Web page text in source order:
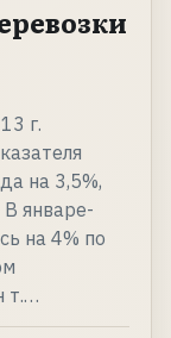
г.
на 3,5%,
январе-
на 4% по
т.…